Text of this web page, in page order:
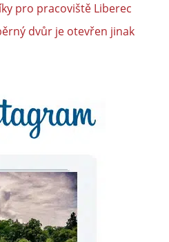
pro pracoviště Liberec
dvůr je otevřen jinak